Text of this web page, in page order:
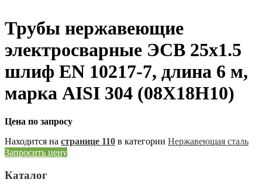
Трубы нержавеющие
электросварные ЭСВ 25х1.5
шлиф EN 10217-7, длина 6 м,
марка AISI 304 (08Х18Н10)
Цена по запросу
Находится на странице 110 в категории Нержавеющая сталь
Запросить цену
Каталог